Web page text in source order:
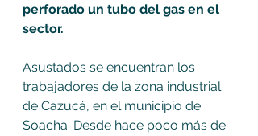
perforado un tubo del gas en el
sector.
Asustados se encuentran los
trabajadores de la zona industrial
de Cazucá, en el municipio de
Soacha. Desde hace poco más de